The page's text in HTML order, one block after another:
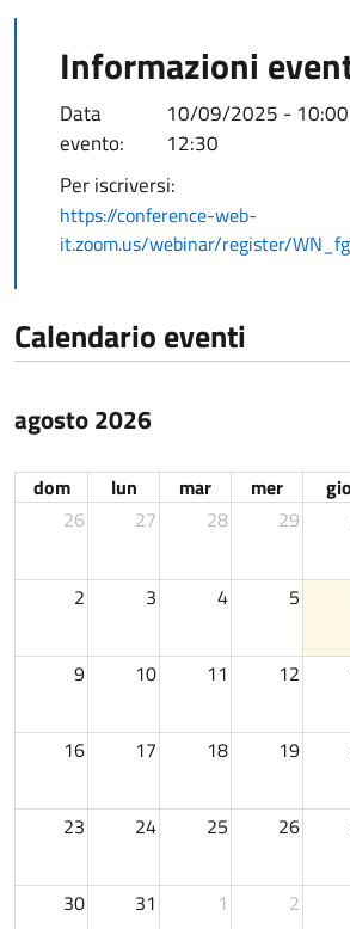
Informazioni
Data
evento:
10/09/2025 - 10:00
12:30
Per iscriversi:
https://conference-web-
it.zoom.us/webinar/register/
Calendario eventi
agosto 2026
dom lun mar mer gio
26
27 28 29
2 3 4 5
9 10 11 12
16 17 18 19
23 24 25 26
30 31 1 2